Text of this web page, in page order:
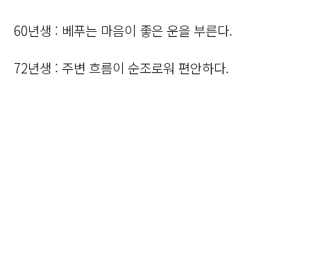
60년생 : 베푸는 마음이 좋은 운을 부른다.
72년생 : 주변 흐름이 순조로워 편안하다.